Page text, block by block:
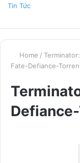
Tin Tức
Home /
Fate-Defiance-